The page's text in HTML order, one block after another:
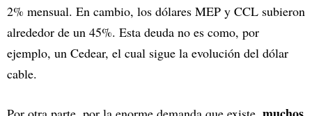
2% mensual. En cambio, los dólares MEP y CCL subieron
alrededor de un 45%. Esta deuda no es como, por
ejemplo, un Cedear, el cual sigue la evolución del dólar
cable.